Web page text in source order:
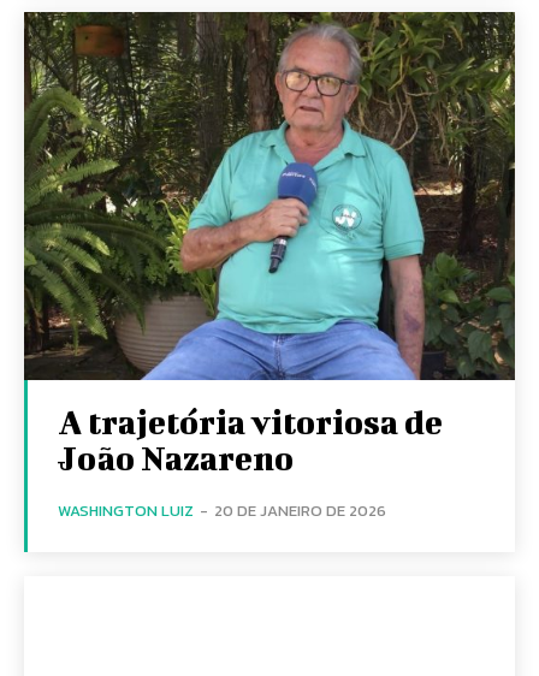
A trajetória vitoriosa de
João Nazareno
WASHINGTON LUIZ - 20 DE JANEIRO DE 2026